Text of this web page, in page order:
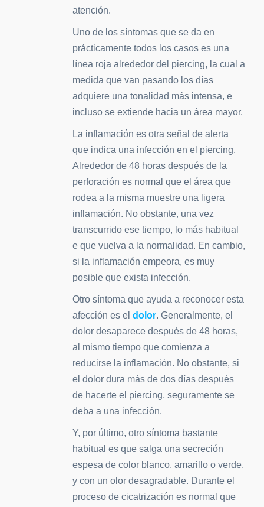
atención.
Uno de los síntomas que se da en
prácticamente todos los casos es una
línea roja alrededor del piercing, la cual a
medida que van pasando los días
adquiere una tonalidad más intensa, e
incluso se extiende hacia un área mayor.
La inflamación es otra señal de alerta
que indica una infección en el piercing.
Alrededor de 48 horas después de la
perforación es normal que el área que
rodea a la misma muestre una ligera
inflamación. No obstante, una vez
transcurrido ese tiempo, lo más habitual
e que vuelva a la normalidad. En cambio,
si la inflamación empeora, es muy
posible que exista infección.
Otro síntoma que ayuda a reconocer esta
afección es eldolor. Generalmente, el
dolor desaparece después de 48 horas,
al mismo tiempo que comienza a
reducirse la inflamación. No obstante, si
el dolor dura más de dos días después
de hacerte el piercing, seguramente se
deba a una infección.
Y, por último, otro síntoma bastante
habitual es que salga una secreción
espesa de color blanco, amarillo o verde,
y con un olor desagradable. Durante el
proceso de cicatrización es normal que